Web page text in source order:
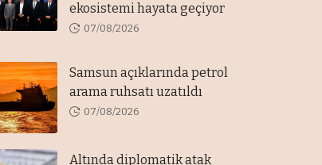
ekosistemi hayata geçiyor
07/08/2026
Samsun açıklarında petrol
arama ruhsatı uzatıldı
07/08/2026
Altında diplomatik atak